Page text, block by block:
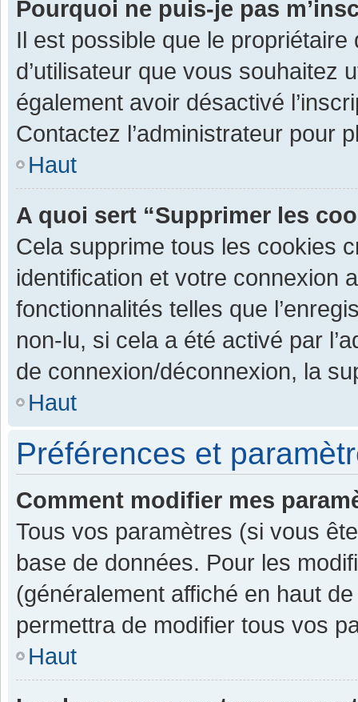
Pourquoi ne puis-je pas
Il est possible que le
d’utilisateur que vous souhaitez
également avoir désactivé
Contactez l’administrateur pour
Haut
A quoi sert “Supprimer les
Cela supprime tous les cookies
identification et votre connexion
fonctionnalités telles que
non-lu, si cela a été activé par
de connexion/déconnexion, la
Haut
Préférences et
Comment modifier mes
Tous vos paramètres (si vous
base de données. Pour les
(généralement affiché en haut
permettra de modifier tous vos
Haut